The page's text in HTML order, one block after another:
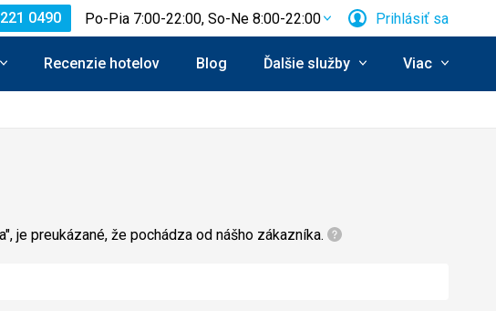
0490 Po-Pia 7:00-22:00, So-Ne 8:00-22:00 Prihlásiť sa
Recenzie hotelov Blog Ďalšie služby Viac
je preukázané, že pochádza od nášho zákazníka.